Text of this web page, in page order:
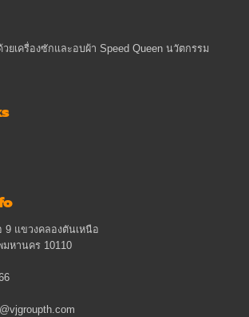
ยเครื่องซักและอบผ้า Speed Queen นวัตกรรม
9 แขวงคลองตันเหนือ
มหานคร 10110